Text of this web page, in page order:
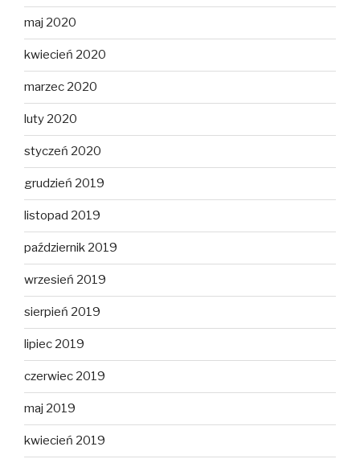
maj 2020
kwiecień 2020
marzec 2020
luty 2020
styczeń 2020
grudzień 2019
listopad 2019
październik 2019
wrzesień 2019
sierpień 2019
lipiec 2019
czerwiec 2019
maj 2019
kwiecień 2019